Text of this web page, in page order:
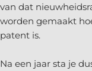
van dat
worden gemaakt
patent is.
Na een jaar sta je